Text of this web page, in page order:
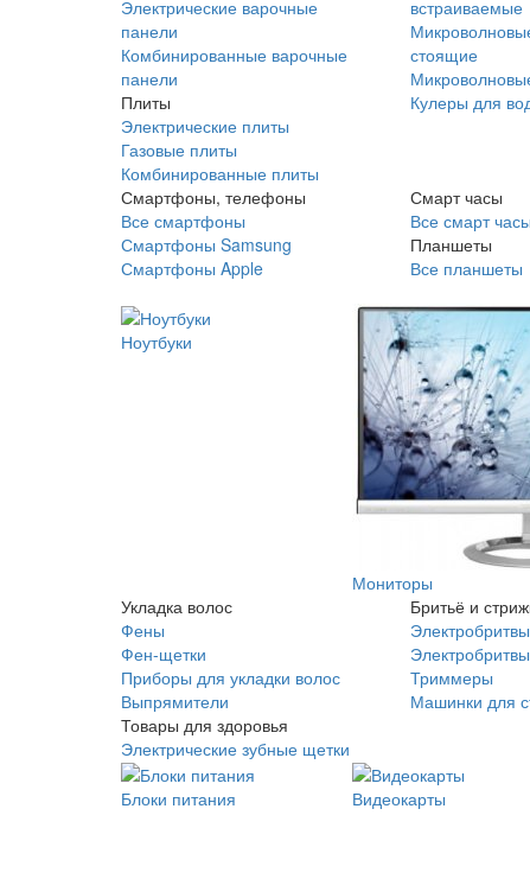
Электрические варочные
панели
Комбинированные варочные
панели
Плиты
Электрические плиты
Газовые плиты
Комбинированные плиты
встраиваемые
стоящие
Кулеры для
Смартфоны, телефоны
Все смартфоны
Смартфоны Samsung
Смартфоны Apple
Смарт часы
Все смарт часы
Планшеты
Все планшеты
Ноутбуки
Мониторы
Укладка волос
Фены
Фен-щетки
Приборы для укладки волос
Выпрямители
Товары для здоровья
Электрические зубные щетки
Бритьё и
Электробритвы
Триммеры
Машинки для
Блоки питания
Видеокарты